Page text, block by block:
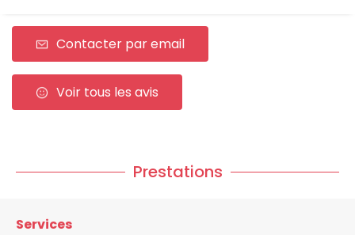
Contacter par email
Voir tous les avis
Prestations
Services